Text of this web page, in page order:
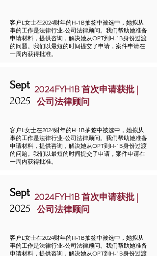
客户L女士在2024财年的H-1B抽签中被选中，她拟从
事的工作是法律行业-公司法律顾问。我们帮助她准备
申请材料，提供咨询，解决她从OPT到H-1B身份过渡
的问题。我们以最短的时间提交了申请，案件申请在
一周内获得批准。
Sept
2025
2024FYH1B 首次申请获批 |
公司法律顾问
客户L女士在2024财年的H-1B抽签中被选中，她拟从
事的工作是法律行业-公司法律顾问。我们帮助她准备
申请材料，提供咨询，解决她从OPT到H-1B身份过渡
的问题。我们以最短的时间提交了申请，案件申请在
一周内获得批准。
Sept
2025
2024FYH1B 首次申请获批 |
公司法律顾问
客户L女士在2024财年的H-1B抽签中被选中，她拟从
事的工作是法律行业-公司法律顾问。我们帮助她准备
申请材料，提供咨询，解决她从OPT到H-1B身份过渡